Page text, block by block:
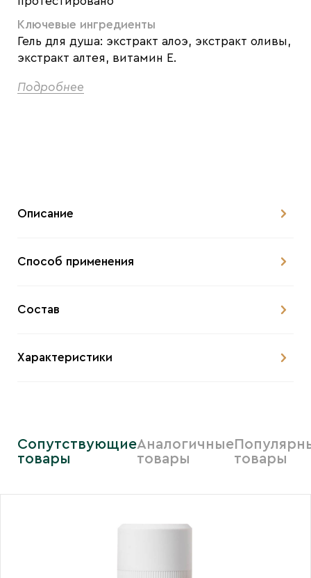
Ключевые ингредиенты
Гель для душа: экстракт алоэ, экстракт оливы,
экстракт алтея, витамин Е.
Подробнее
Описание
Способ применения
Состав
Характеристики
Сопутствующие
товары
Аналогичные
товары
товары